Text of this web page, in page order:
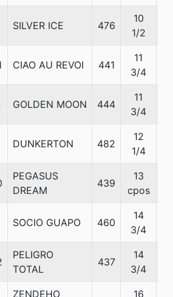
SILVER ICE 476
10
1/2
CIAO AU REVOI 441
11
3/4
GOLDEN MOON 444
11
3/4
DUNKERTON 482
12
1/4
PEGASUS
DREAM
439
13
cpos
SOCIO GUAPO 460
14
3/4
PELIGRO
TOTAL
437
14
3/4
ZENDEHO
16